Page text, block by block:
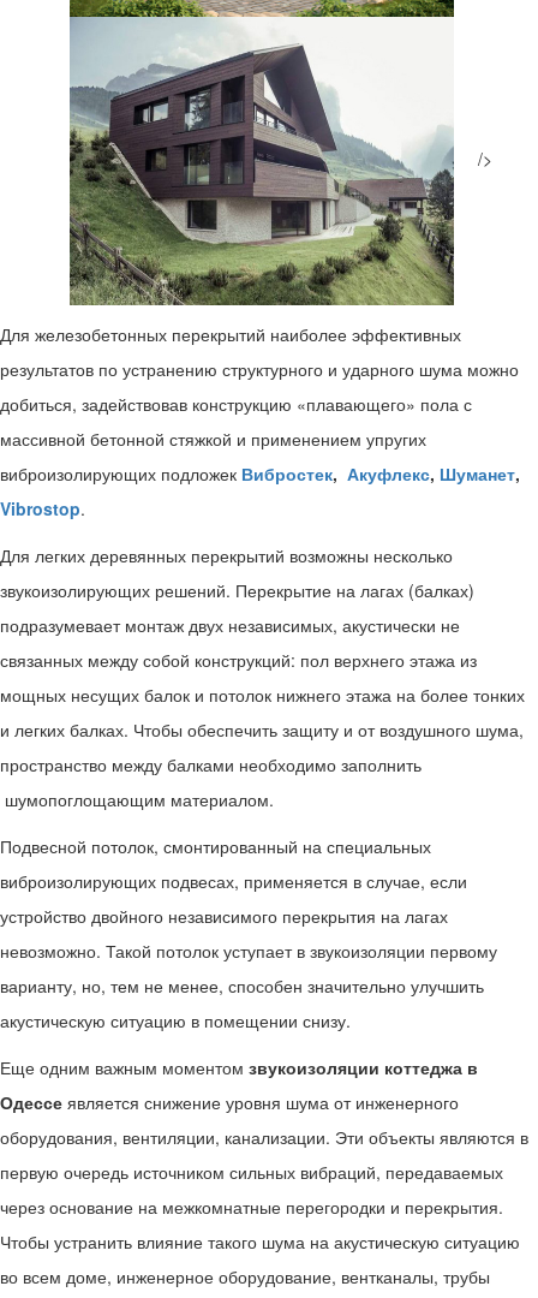
/>
Для железобетонных перекрытий наиболее эффективных
результатов по устранению структурного и ударного шума можно
добиться, задействовав конструкцию «плавающего» пола с
массивной бетонной стяжкой и применением упругих
виброизолирующих подложек Вибростек, Акуфлекс, Шуманет,
Vibrostop.
Для легких деревянных перекрытий возможны несколько
звукоизолирующих решений. Перекрытие на лагах (балках)
подразумевает монтаж двух независимых, акустически не
связанных между собой конструкций: пол верхнего этажа из
мощных несущих балок и потолок нижнего этажа на более тонких
и легких балках. Чтобы обеспечить защиту и от воздушного шума,
пространство между балками необходимо заполнить
шумопоглощающим материалом.
Подвесной потолок, смонтированный на специальных
виброизолирующих подвесах, применяется в случае, если
устройство двойного независимого перекрытия на лагах
невозможно. Такой потолок уступает в звукоизоляции первому
варианту, но, тем не менее, способен значительно улучшить
акустическую ситуацию в помещении снизу.
Еще одним важным моментом звукоизоляции коттеджа в
Одессе является снижение уровня шума от инженерного
оборудования, вентиляции, канализации. Эти объекты являются в
первую очередь источником сильных вибраций, передаваемых
через основание на межкомнатные перегородки и перекрытия.
Чтобы устранить влияние такого шума на акустическую ситуацию
во всем доме, инженерное оборудование, вентканалы, трубы